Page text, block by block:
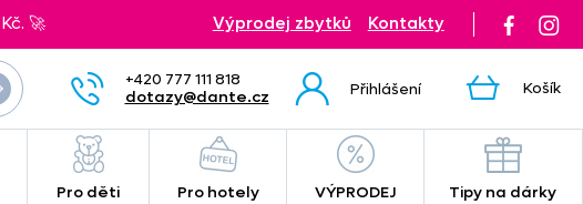
+420 777 111 818
dotazy@dante.cz
Přihlášení Košík
🚀 Výprodej zbytků Kontakty
Pro děti Pro hotely VÝPRODEJ Tipy na dárky